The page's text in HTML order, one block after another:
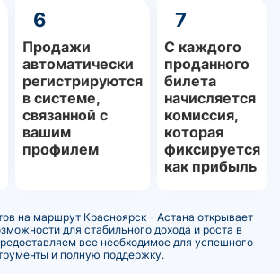
6
Продажи
автоматически
регистрируются
в системе,
связанной с
вашим
профилем
7
С каждого
проданного
билета
начисляется
комиссия,
которая
фиксируется
как прибыль
на маршрут Красноярск - Астана открывает
для стабильного дохода и роста в
все необходимое для успешного
и полную поддержку.